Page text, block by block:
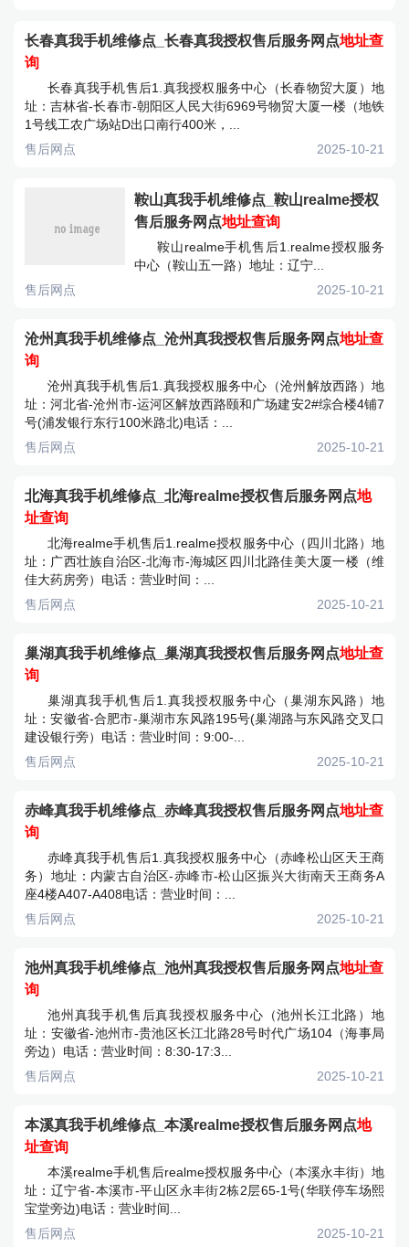
长春真我手机维修点_长春真我授权售后服务网点地址查
询
长春真我手机售后1.真我授权服务中心（长春物贸大厦）地
址：吉林省-长春市-朝阳区人民大街6969号物贸大厦一楼（地铁
1号线工农广场站D出口南行400米，...
售后网点
2025-10-21
鞍山真我手机维修点_鞍山realme授权
售后服务网点地址查询
鞍山realme手机售后1.realme授权服务
中心（鞍山五一路）地址：辽宁...
售后网点
2025-10-21
沧州真我手机维修点_沧州真我授权售后服务网点地址查
询
沧州真我手机售后1.真我授权服务中心（沧州解放西路）地
址：河北省-沧州市-运河区解放西路颐和广场建安2#综合楼4铺7
号(浦发银行东行100米路北)电话：...
售后网点
2025-10-21
北海真我手机维修点_北海realme授权售后服务网点地
址查询
北海realme手机售后1.realme授权服务中心（四川北路）地
址：广西壮族自治区-北海市-海城区四川北路佳美大厦一楼（维
佳大药房旁）电话：营业时间：...
售后网点
2025-10-21
巢湖真我手机维修点_巢湖真我授权售后服务网点地址查
询
巢湖真我手机售后1.真我授权服务中心（巢湖东风路）地
址：安徽省-合肥市-巢湖市东风路195号(巢湖路与东风路交叉口
建设银行旁）电话：营业时间：9:00-...
售后网点
2025-10-21
赤峰真我手机维修点_赤峰真我授权售后服务网点地址查
询
赤峰真我手机售后1.真我授权服务中心（赤峰松山区天王商
务）地址：内蒙古自治区-赤峰市-松山区振兴大街南天王商务A
座4楼A407-A408电话：营业时间：...
售后网点
2025-10-21
池州真我手机维修点_池州真我授权售后服务网点地址查
询
池州真我手机售后真我授权服务中心（池州长江北路）地
址：安徽省-池州市-贵池区长江北路28号时代广场104（海事局
旁边）电话：营业时间：8:30-17:3...
售后网点
2025-10-21
本溪真我手机维修点_本溪realme授权售后服务网点地
址查询
本溪realme手机售后realme授权服务中心（本溪永丰街）地
址：辽宁省-本溪市-平山区永丰街2栋2层65-1号(华联停车场熙
宝堂旁边)电话：营业时间...
售后网点
2025-10-21